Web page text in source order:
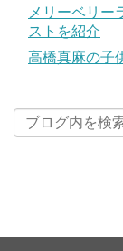
メリーベリー
ストを紹介
高橋真麻の子